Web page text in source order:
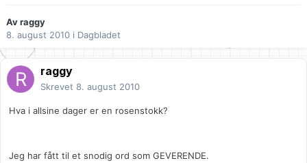
Avraggy
8. august 2010 i Dagbladet
raggy
Skrevet 8. august 2010
Hva i allsine dager er en rosenstokk?
Jeg har fått til et snodig ord som GEVERENDE.